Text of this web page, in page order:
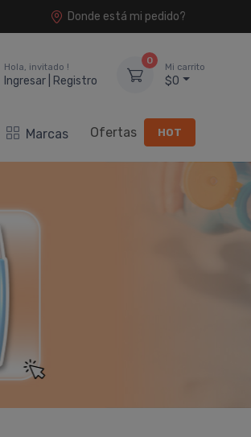
Donde está mi pedido?
Hola, invitado !
Ingresar | Registro
0
Mi carrito
$0
Marcas Ofertas HOT